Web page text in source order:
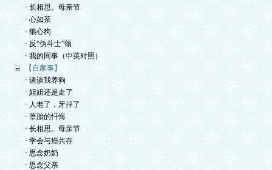
· 长相思。母亲节
· 心如茶
· 狼心狗
· 反“伪斗士”颂
· 我的同事（中英对照）
【自家事】
· 谈谈我养狗
· 姐姐还是走了
· 人老了，牙掉了
· 堕胎的忏悔
· 长相思。母亲节
· 学会与癌共存
· 思念奶奶
· 思念父亲